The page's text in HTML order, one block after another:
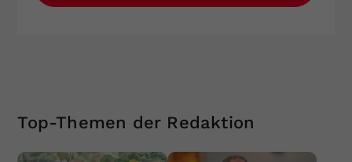
Top-Themen der Redaktion